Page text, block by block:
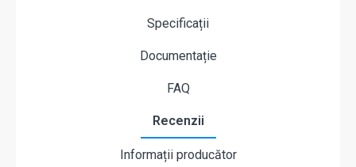
Specificații
Documentație
FAQ
Recenzii
Informații producător